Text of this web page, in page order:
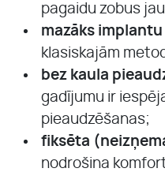
pagaidu zobus
mazāks
klasiskajām
bez kaula
gadījumu ir
pieaudzēšanas;
fiksēta
nodrošina